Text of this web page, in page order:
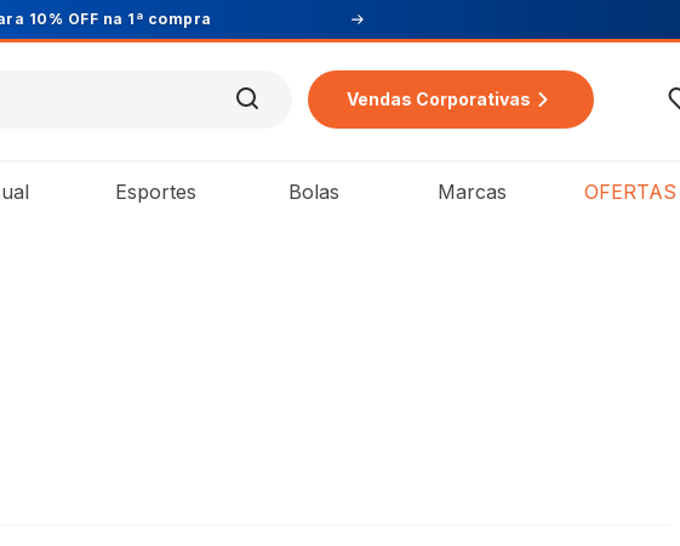
compra
Vendas Corporativas
Esportes Bolas Marcas OFERTAS